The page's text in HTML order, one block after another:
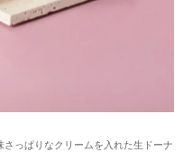
っぱりなクリームを入れた生ドーナ